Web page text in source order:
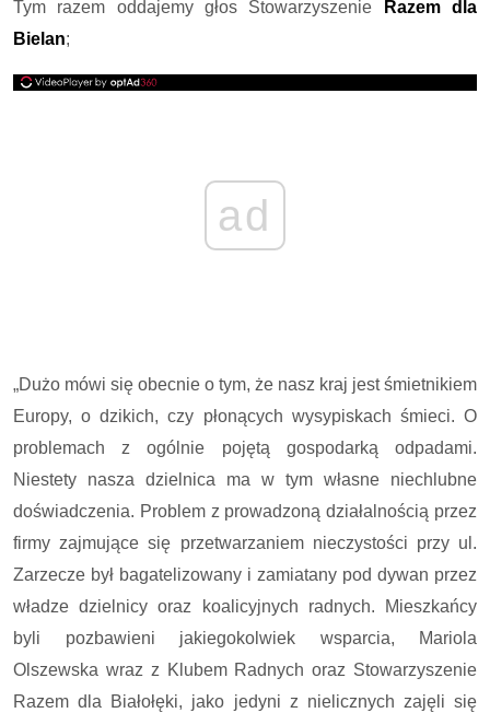
Tym razem oddajemy głos Stowarzyszenie
Razem dla
Bielan;
ad
„Dużo mówi się obecnie o tym, że nasz kraj jest śmietnikiem
Europy, o dzikich, czy płonących wysypiskach śmieci. O
problemach z ogólnie pojętą gospodarką odpadami.
Niestety nasza dzielnica ma w tym własne niechlubne
doświadczenia. Problem z prowadzoną działalnością przez
firmy zajmujące się przetwarzaniem nieczystości przy ul.
Zarzecze był bagatelizowany i zamiatany pod dywan przez
władze dzielnicy oraz koalicyjnych radnych. Mieszkańcy
byli pozbawieni jakiegokolwiek wsparcia,
Mariola
Olszewska wraz z Klubem Radnych oraz Stowarzyszenie
Razem dla Białołęki, jako jedyni z nielicznych zajęli się